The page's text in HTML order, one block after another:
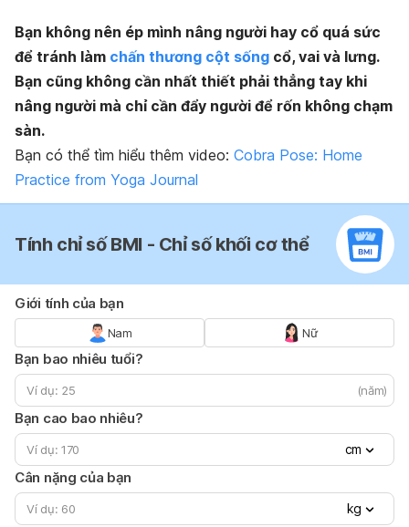
Bạn không nên ép mình nâng người hay cổ quá sức
để tránh làm chấn thương cột sống cổ, vai và lưng.
Bạn cũng không cần nhất thiết phải thẳng tay khi
nâng người mà chỉ cần đẩy người để rốn không chạm
sàn.
Bạn có thể tìm hiểu thêm video: Cobra Pose: Home
Practice from Yoga Journal
Tính chỉ số BMI - Chỉ số khối cơ thể
Giới tính của bạn
Nam Nữ
Bạn bao nhiêu tuổi?
(năm)
Bạn cao bao nhiêu?
cm
Cân nặng của bạn
kg